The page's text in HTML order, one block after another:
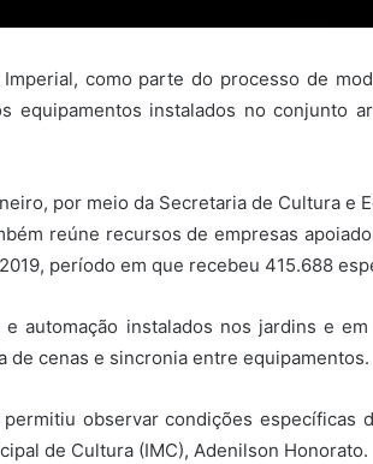
como parte do processo de
instalados no conjunto
por meio da Secretaria de Cultura e
reúne recursos de empresas
período em que recebeu 415.688
automação instalados nos jardins e
cenas e sincronia entre equipamentos.
observar condições específicas
de Cultura (IMC), Adenilson Honorato.